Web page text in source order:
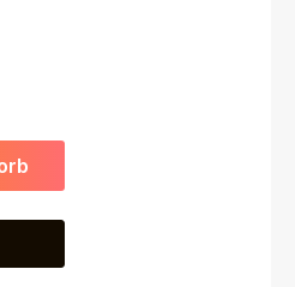
ein oder benutze die